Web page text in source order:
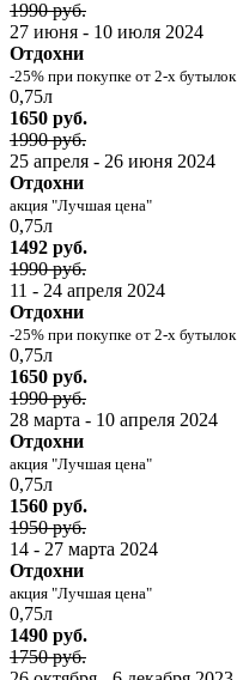
1990 руб.
27 июня - 10 июля 2024
Отдохни
-25% при покупке от 2-х бутылок
0,75л
1650 руб.
1990 руб.
25 апреля - 26 июня 2024
Отдохни
акция "Лучшая цена"
0,75л
1492 руб.
1990 руб.
11 - 24 апреля 2024
Отдохни
-25% при покупке от 2-х бутылок
0,75л
1650 руб.
1990 руб.
28 марта - 10 апреля 2024
Отдохни
акция "Лучшая цена"
0,75л
1560 руб.
1950 руб.
14 - 27 марта 2024
Отдохни
акция "Лучшая цена"
0,75л
1490 руб.
1750 руб.